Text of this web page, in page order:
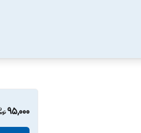
95,000